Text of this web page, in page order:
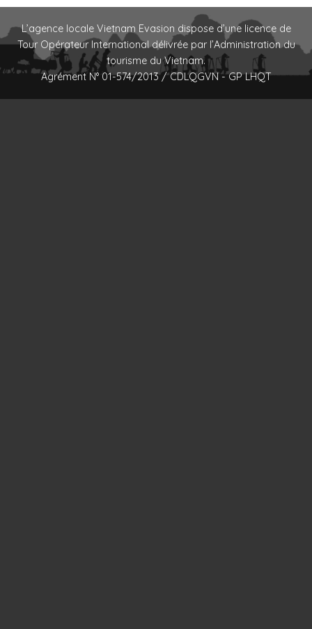
L’agence locale Vietnam Evasion dispose d’une licence de
Tour Opérateur International délivrée par l’Administration du
tourisme du Vietnam.
Agrément N° 01-574/2013 / CDLQGVN - GP LHQT